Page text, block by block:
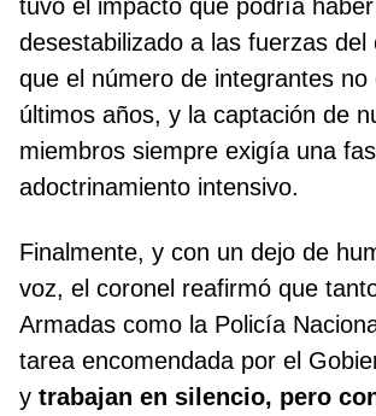
tuvo el impacto que podría haber
desestabilizado a las fuerzas del
que el número de integrantes no
últimos años, y la captación de
miembros siempre exigía una
adoctrinamiento intensivo.
Finalmente, y con un dejo de
voz, el coronel reafirmó que
Armadas como la Policía
tarea encomendada por el
y trabajan en silencio, pero